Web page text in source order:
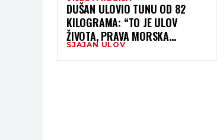
DUŠAN ULOVIO TUNU OD 82
KILOGRAMA: “TO JE ULOV
ŽIVOTA, PRAVA MORSKA
GRDOSIJA”
SJAJAN ULOV